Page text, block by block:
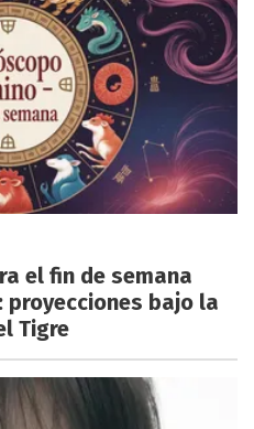
el fin de semana
bajo la
Tigre